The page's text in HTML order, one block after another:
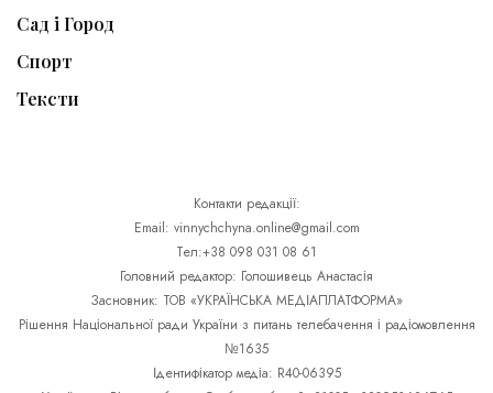
Сад і Город
Спорт
Тексти
Контакти редакції:
Email: vinnychchyna.online@gmail.com
Тел:+38 098 031 08 61
Головний редактор: Голошивець Анастасія
Засновник: ТОВ «УКРАЇНСЬКА МЕДІАПЛАТФОРМА»
Рішення Національної ради України з питань телебачення і радіомовлення
№1635
Ідентифікатор медіа: R40-06395